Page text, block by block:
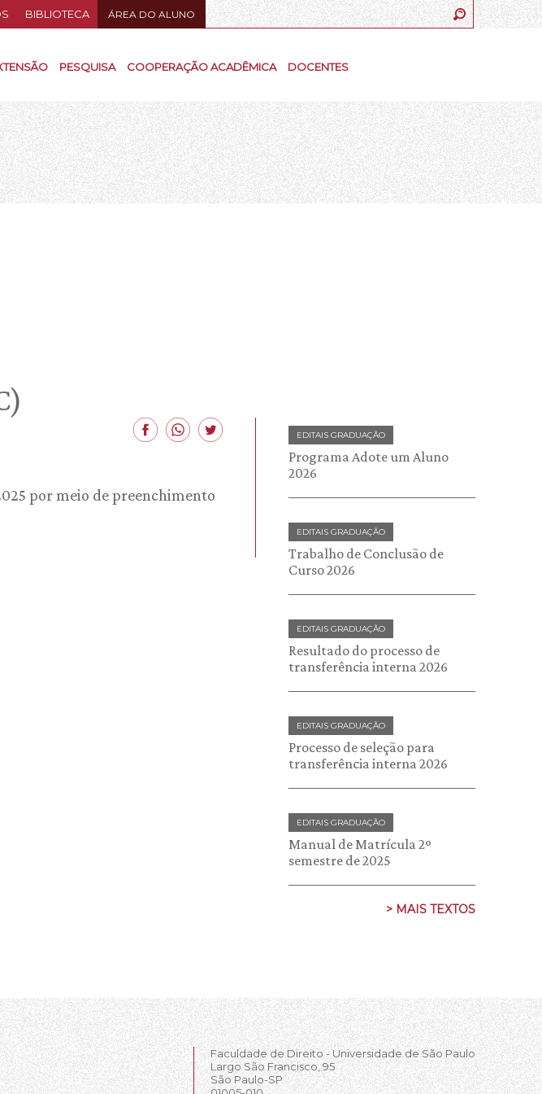
BIBLIOTECA ÁREA DO ALUNO
PESQUISA COOPERAÇÃO ACADÊMICA DOCENTES
por meio de preenchimento
EDITAIS GRADUAÇÃO
Programa Adote um Aluno
2026
EDITAIS GRADUAÇÃO
Trabalho de Conclusão de
Curso 2026
EDITAIS GRADUAÇÃO
Resultado do processo de
transferência interna 2026
EDITAIS GRADUAÇÃO
Processo de seleção para
transferência interna 2026
EDITAIS GRADUAÇÃO
Manual de Matrícula 2º
semestre de 2025
> MAIS TEXTOS
Faculdade de Direito - Universidade de São Paulo
Largo São Francisco, 95
São Paulo-SP